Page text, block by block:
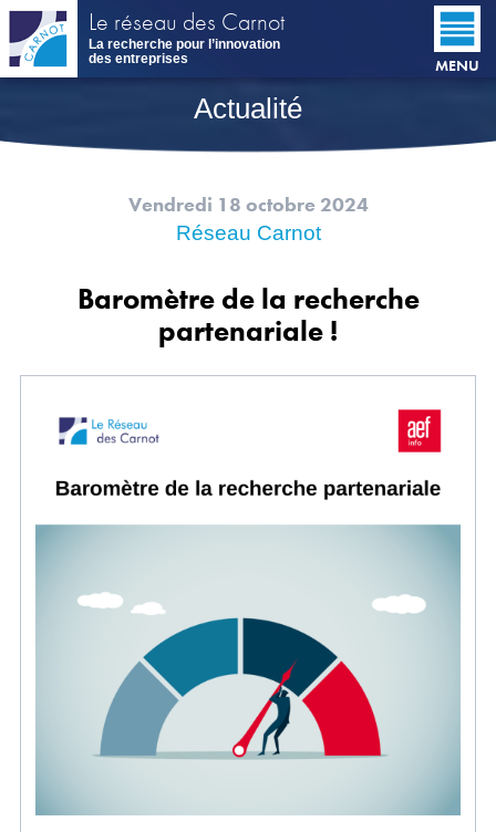
Aller
contenu
principal
Le réseau des Carnot
La recherche pour l’innovation
des entreprises
MENU
Actualité
Vendredi 18 octobre 2024
Réseau Carnot
Baromètre de la recherche
partenariale !